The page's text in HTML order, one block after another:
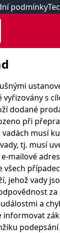
podmínky
vyřizovány s
dodané
při
musí
tj. musí
mailové
všech
jehož vady
a
informovat